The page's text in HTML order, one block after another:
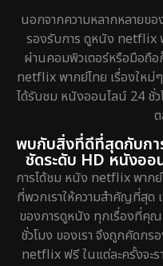
นอกจากความหลากหลายขอ
รองรับการ ดูหนัง netflix
ผ่านคอมพิวเตอร์หรือมือถื
netflix พากย์ไทย เรื่องให
ได้รับชม หนังออนไลน์ 24 ชั่
พบกับสิ่งที่ดีที่สุดกับก
ชัดระดับ HD หนังออ
การได้ชม หนัง netflix พากย์
ที่พวกเราให้ความสำคัญที่สุด เ
ของการดูหนัง ทุกเรื่องที่คุ
ชั่วโมง ของเรา จึงถูกคัดกร
netflix ฟรี ในแต่ละครั้งจะ